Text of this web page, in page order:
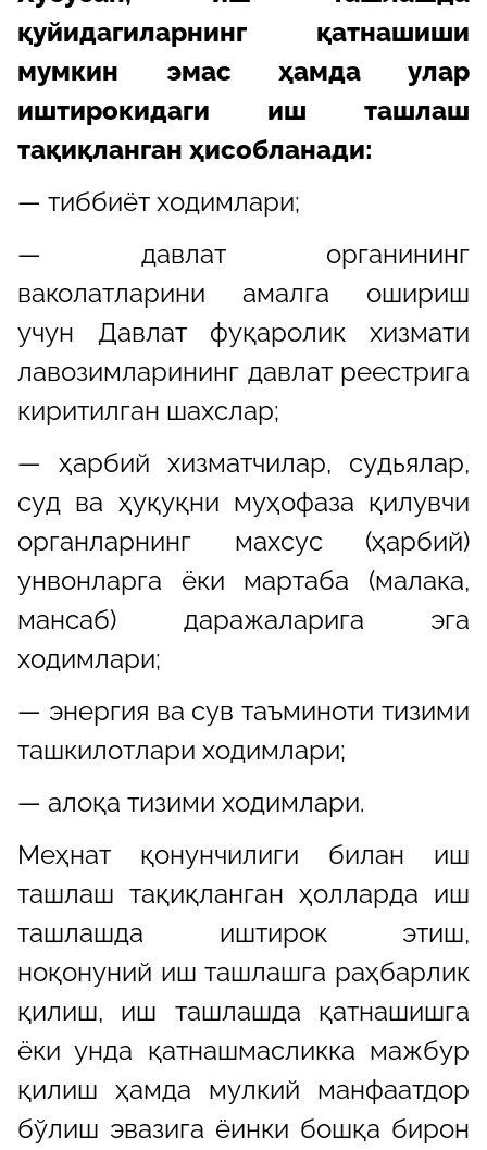
қуйидагиларнинг қатнашиши
мумкин эмас ҳамда улар
иштирокидаги иш ташлаш
тақиқланган ҳисобланади:
— тиббиёт ходимлари;
— давлат органининг
ваколатларини амалга ошириш
учун Давлат фуқаролик хизмати
лавозимларининг давлат реестрига
киритилган шахслар;
— ҳарбий хизматчилар, судьялар,
суд ва ҳуқуқни муҳофаза қилувчи
органларнинг махсус (ҳарбий)
унвонларга ёки мартаба (малака,
мансаб) даражаларига эга
ходимлари;
— энергия ва сув таъминоти тизими
ташкилотлари ходимлари;
— алоқа тизими ходимлари.
Меҳнат қонунчилиги билан иш
ташлаш тақиқланган ҳолларда иш
ташлашда иштирок этиш,
ноқонуний иш ташлашга раҳбарлик
қилиш, иш ташлашда қатнашишга
ёки унда қатнашмасликка мажбур
қилиш ҳамда мулкий манфаатдор
бўлиш эвазига ёинки бошқа бирон